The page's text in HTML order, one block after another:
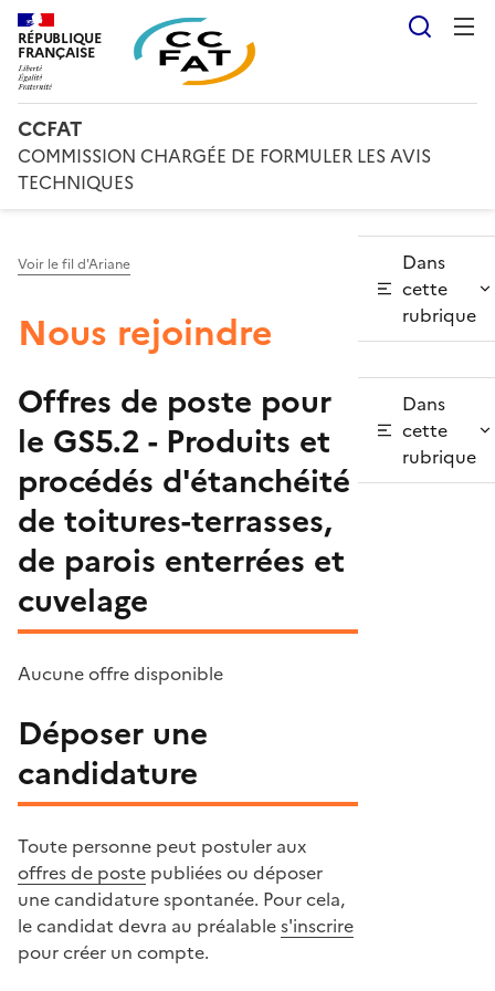
RÉPUBLIQUE
FRANÇAISE
CCFAT
COMMISSION CHARGÉE DE FORMULER LES AVIS
TECHNIQUES
Voir le fil d'Ariane
Nous rejoindre
Offres de poste pour
le GS5.2 - Produits et
procédés d'étanchéité
de toitures-terrasses,
de parois enterrées et
cuvelage
Aucune offre disponible
Déposer une
candidature
Toute personne peut postuler aux
offres de poste publiées ou déposer
une candidature spontanée. Pour cela,
le candidat devra au préalables'inscrire
pour créer un compte.
Dans
cette
rubrique
Dans
cette
rubrique